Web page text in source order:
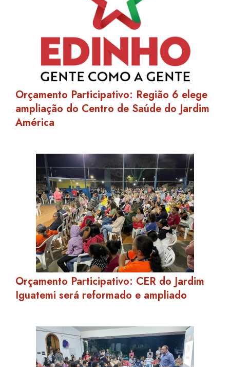
Orçamento Participativo: Região 6 elege
ampliação do Centro de Saúde do Jardim
América
Orçamento Participativo: CER do Jardim
Iguatemi será reformado e ampliado